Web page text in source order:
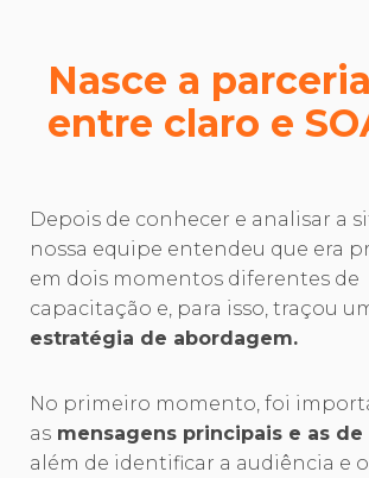
Nasce a parceria
entre claro e
Depois de conhecer e analisar a
nossa equipe entendeu que era
em dois momentos diferentes de
capacitação e, para isso, traçou
estratégia de abordagem.
No primeiro momento, foi
as mensagens principais e as de
além de identificar a audiência e o